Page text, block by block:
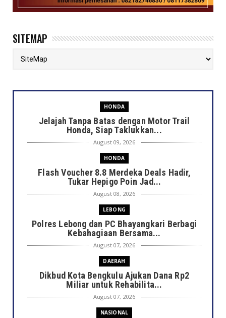
SITEMAP
HONDA
Jelajah Tanpa Batas dengan Motor Trail
Honda, Siap Taklukkan...
August 09, 2026
HONDA
Flash Voucher 8.8 Merdeka Deals Hadir,
Tukar Hepigo Poin Jad...
August 08, 2026
LEBONG
Polres Lebong dan PC Bhayangkari Berbagi
Kebahagiaan Bersama...
August 07, 2026
DAERAH
Dikbud Kota Bengkulu Ajukan Dana Rp2
Miliar untuk Rehabilita...
August 07, 2026
NASIONAL